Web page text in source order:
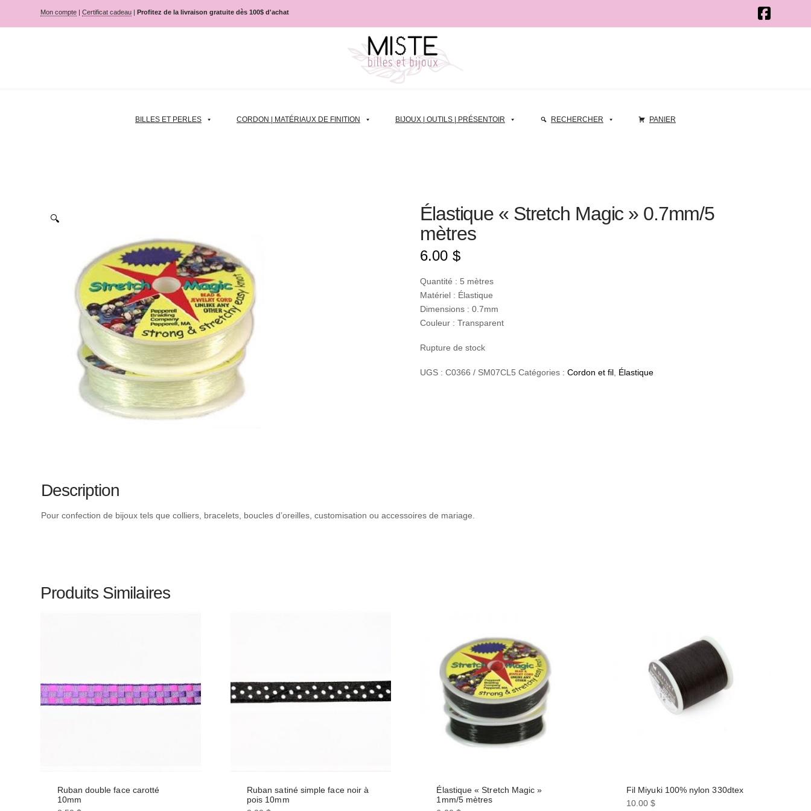
Mon compte |Certificat cadeau |Profitez de la livraison gratuite dès 100$ d'achat
BILLES ET PERLES CORDON | MATÉRIAUX DE FINITION BIJOUX | OUTILS | PRÉSENTOIR RECHERCHER PANIER
🔍
Élastique « Stretch Magic » 0.7mm/5
mètres
6.00 $
Quantité : 5 mètres
Matériel : Élastique
Dimensions : 0.7mm
Couleur : Transparent
Rupture de stock
UGS :C0366 / SM07CL5 Catégories :Cordon et fil, Élastique
Description
Pour confection de bijoux tels que colliers, bracelets, boucles d’oreilles, customisation ou accessoires de mariage.
Produits Similaires
Ruban double face carotté
10mm
Ruban satiné simple face noir à
pois 10mm
Élastique « Stretch Magic »
1mm/5 mètres
Fil Miyuki 100% nylon 330dtex
10.00$